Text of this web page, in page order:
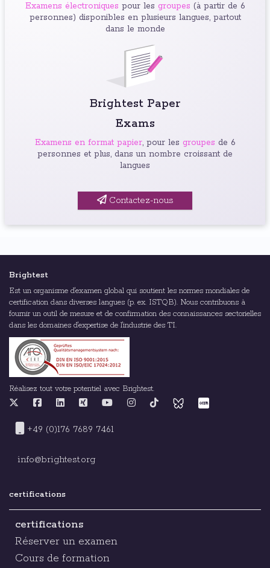
Examens électroniques pour les groupes (à partir de 6
personnes) disponibles en plusieurs langues, partout
dans le monde
Brightest Paper
Exams
Examens en format papier, pour les groupes de 6
personnes et plus, dans un nombre croissant de
langues
Contactez-nous
Brightest
Est un organisme d'examen global qui soutient les normes mondiales de
certification dans diverses langues (p. ex. ISTQB). Nous contribuons à
fournir un outil de mesure et de confirmation des connaissances sectorielles
dans les domaines d'expertise de l'industrie des TI.
Réalisez tout votre potentiel avec Brightest.
+49 (0)176 7689 7461
info@brightest.org
certifications
certifications
Réserver un examen
Cours de formation